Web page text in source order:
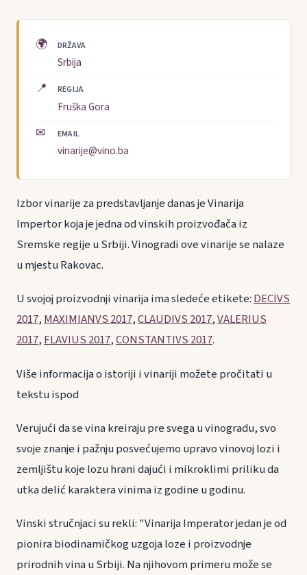
🌍 DRŽAVA
Srbija
📍 REGIJA
Fruška Gora
✉ EMAIL
vinarije@vino.ba
Izbor vinarije za predstavljanje danas je Vinarija
Impertor koja je jedna od vinskih proizvođača iz
Sremske regije u Srbiji. Vinogradi ove vinarije se nalaze
u mjestu Rakovac.
U svojoj proizvodnji vinarija ima sledeće etikete:DECIVS
2017,MAXIMIANVS 2017,CLAUDIVS 2017,VALERIUS
2017,FLAVIUS 2017,CONSTANTIVS 2017.
Više informacija o istoriji i vinariji možete pročitati u
tekstu ispod
Verujući da se vina kreiraju pre svega u vinogradu, svo
svoje znanje i pažnju posvećujemo upravo vinovoj lozi i
zemljištu koje lozu hrani dajući i mikroklimi priliku da
utka delić karaktera vinima iz godine u godinu.
Vinski stručnjaci su rekli: "Vinarija Imperator jedan je od
pionira biodinamičkog uzgoja loze i proizvodnje
prirodnih vina u Srbiji. Na njihovom primeru može se